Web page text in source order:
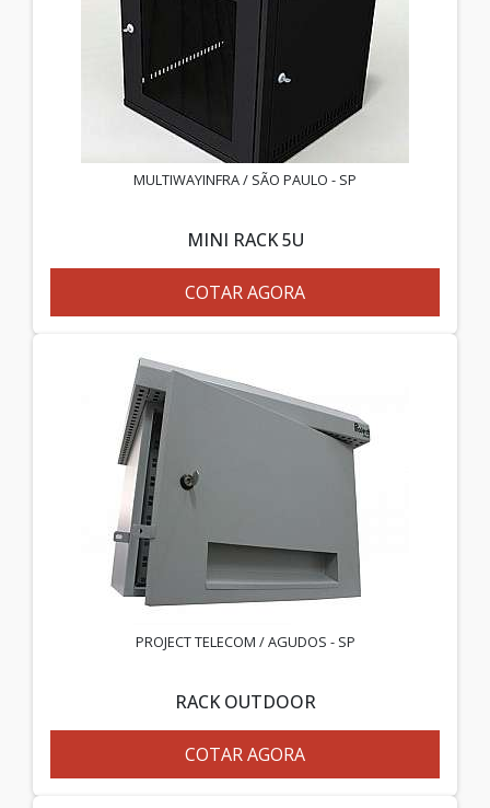
MULTIWAYINFRA / SÃO PAULO - SP
MINI RACK 5U
COTAR AGORA
PROJECT TELECOM / AGUDOS - SP
RACK OUTDOOR
COTAR AGORA